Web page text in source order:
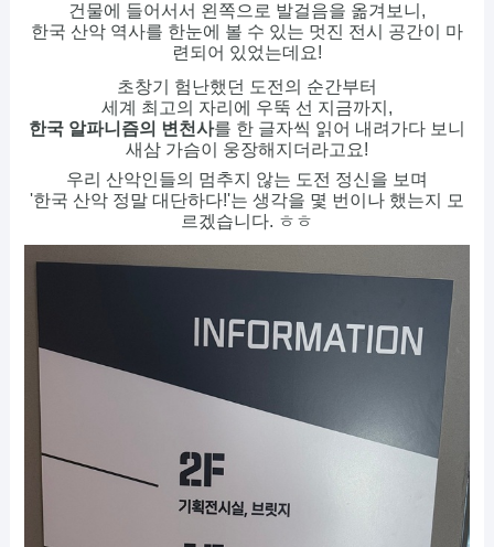
건물에 들어서서 왼쪽으로 발걸음을 옮겨보니,
한국 산악 역사를 한눈에 볼 수 있는 멋진 전시 공간이 마
련되어 있었는데요!
초창기 험난했던 도전의 순간부터
세계 최고의 자리에 우뚝 선 지금까지,
한국 알파니즘의 변천사를 한 글자씩 읽어 내려가다 보니
새삼 가슴이 웅장해지더라고요!
우리 산악인들의 멈추지 않는 도전 정신을 보며
'한국 산악 정말 대단하다!'는 생각을 몇 번이나 했는지 모
르겠습니다. ㅎㅎ